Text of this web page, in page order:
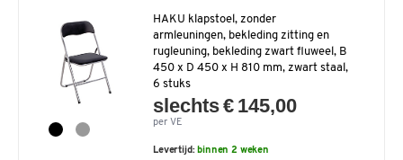
HAKU klapstoel, zonder
armleuningen, bekleding zitting en
rugleuning, bekleding zwart fluweel, B
450 x D 450 x H 810 mm, zwart staal,
6 stuks
slechts € 145,00
per VE
Levertijd:binnen 2 weken